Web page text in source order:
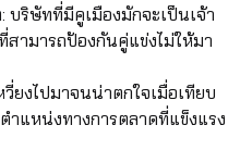
บริษัทที่มีคูเมืองมักจะเป็นเจ้า
ามารถป้องกันคู่แข่งไม่ให้มา
วี่ยงไปมาจนน่าตกใจเมื่อเทียบ
แหน่งทางการตลาดที่แข็งแรง